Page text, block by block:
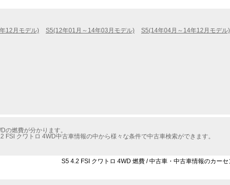
12月モデル) S5(12年01月～14年03月モデル)
S5(14年04月～14年12月モデル)
の燃費が分かります。
クワトロ 4WD中古車情報の中から様々な条件で中古車検索ができます。
S5 4.2 FSI クワトロ 4WD 燃費 / 中古車・中古車情報のカーセ